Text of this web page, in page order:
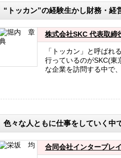
“トッカン”の経験生かし財務・経
株式会社SKC 代表取
「トッカン」と呼ばれ
行っているのがSKC(東
な企業を訪問する中で
色々な人ともに仕事をしていく中
合同会社インタープレ